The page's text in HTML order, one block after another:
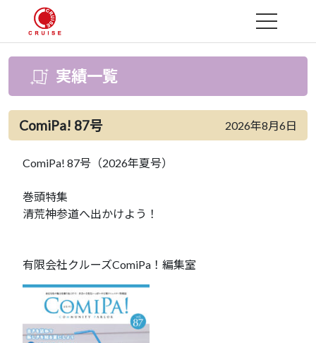
MENU
実績一覧
ComiPa! 87号 2026年8月6日
ComiPa! 87号（2026年夏号）
巻頭特集
清荒神参道へ出かけよう！
有限会社クルーズComiPa！編集室